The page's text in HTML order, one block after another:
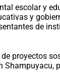
escolar y
y
de
proyectos
Shampuyacu,